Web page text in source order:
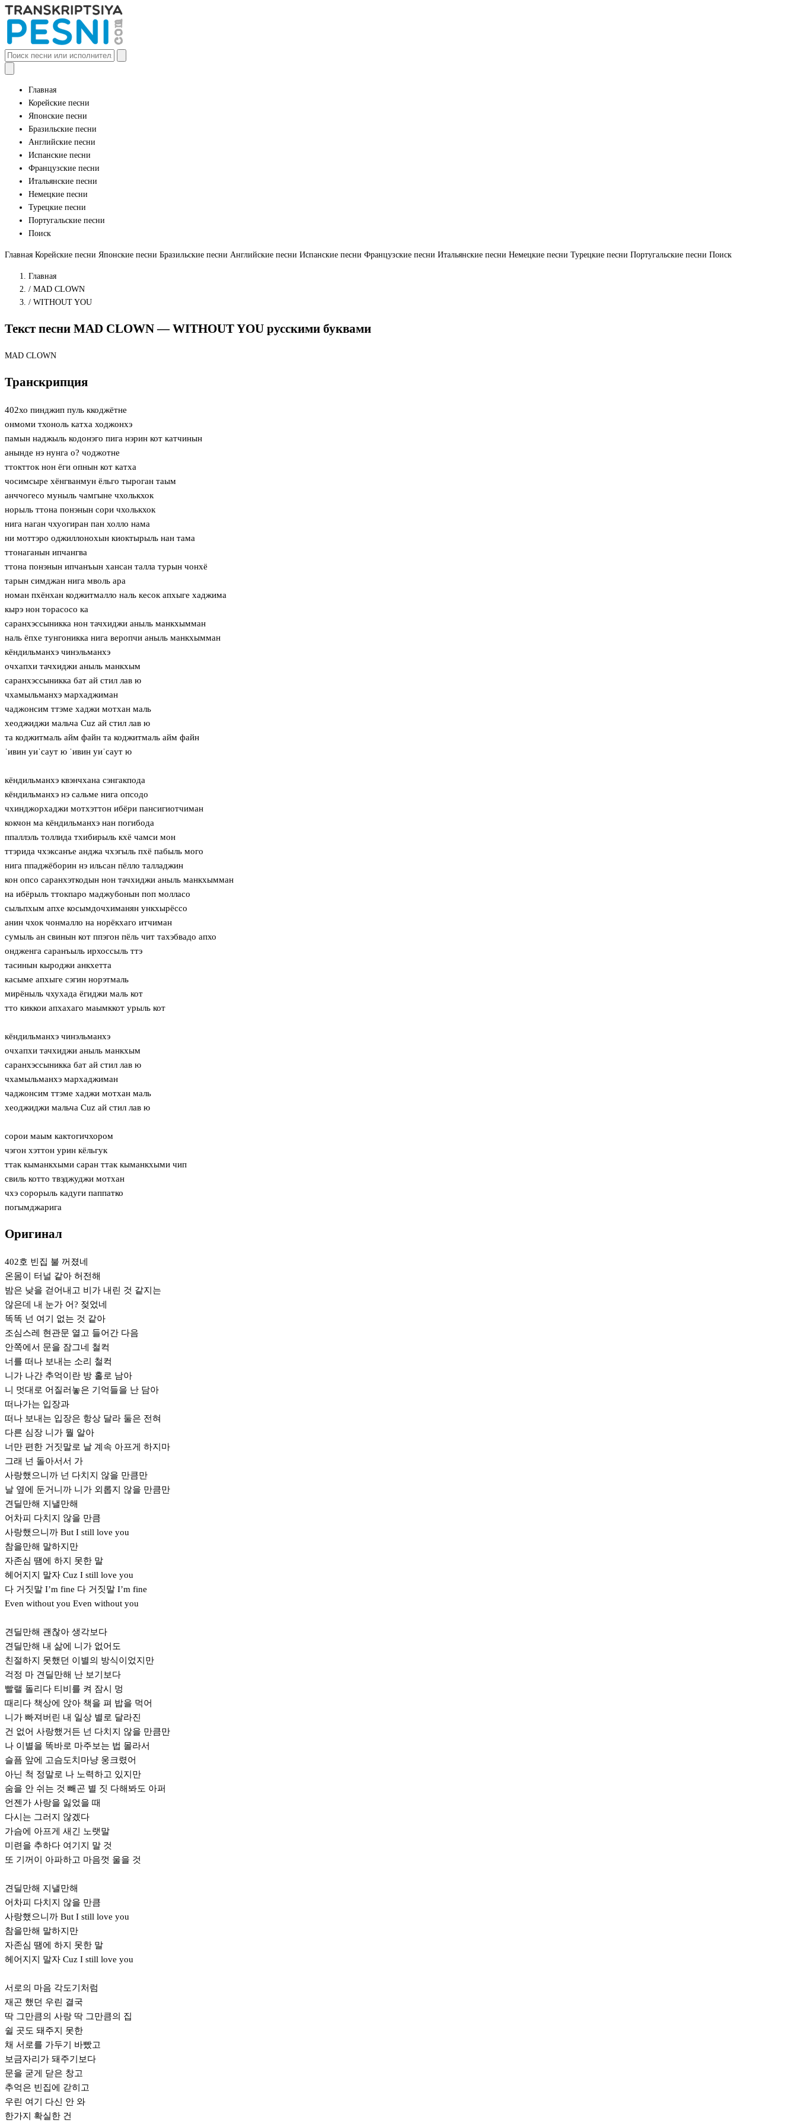
Главная
Корейские песни
Японские песни
Бразильские песни
Английские песни
Испанские песни
Французские песни
Итальянские песни
Немецкие песни
Турецкие песни
Португальские песни
Поиск
Главная Корейские песни Японские песни Бразильские песни Английские песни Испанские песни Французские песни Итальянские песни Немецкие песни Турецкие песни Португальские песни Поиск
Главная
/ MAD CLOWN
/ WITHOUT YOU
Текст песни MAD CLOWN — WITHOUT YOU русскими буквами
MAD CLOWN
Транскрипция
402хо пинджип пуль ккоджётне
онмоми тхоноль катха ходжонхэ
памын наджыль кодонэго пига нэрин кот катчинын
анынде нэ нунга о? чоджотне
ттоктток нон ёги опнын кот катха
чосимсыре хёнгванмун ёльго тыроган таым
анччогесо муныль чамгыне чхолькхок
норыль ттона понэнын сори чхолькхок
нига наган чхуогиран пан холло нама
ни моттэро оджиллонохын киоктырыль нан тама
ттонаганын ипчангва
ттона понэнын ипчанъын хансан талла турын чонхё
тарын симджан нига мволь ара
номан пхёнхан коджитмалло наль кесок апхыге хаджима
кырэ нон торасосо ка
саранхэссыникка нон тачхиджи аныль манкхымман
наль ёпхе тунгоникка нига веропчи аныль манкхымман
кёндильманхэ чинэльманхэ
очхапхи тачхиджи аныль манкхым
саранхэссыникка бат ай стил лав ю
чхамыльманхэ мархаджиман
чаджонсим ттэме хаджи мотхан маль
хеоджиджи мальча Cuz ай стил лав ю
та коджитмаль айм файн та коджитмаль айм файн
ˈивин уиˈсaут ю ˈивин уиˈсaут ю
кёндильманхэ квэнчхана сэнгакпода
кёндильманхэ нэ сальме нига опсодо
чхинджорхаджи мотхэттон ибёри пансигиотчиман
кокчон ма кёндильманхэ нан погибода
ппаллэль толлида тхибирыль кхё чамси мон
ттэрида чхэксанъе анджа чхэгыль пхё пабыль мого
нига ппаджёборин нэ ильсан пёлло талладжин
кон опсо саранхэткодын нон тачхиджи аныль манкхымман
на ибёрыль ттокпаро маджубонын поп молласо
сыльпхым апхе косымдочхиманян ункхырёссо
анин чхок чонмалло на норёкхаго итчиман
сумыль ан свинын кот ппэгон пёль чит тахэбвадо апхо
ондженга саранъыль ирхоссыль ттэ
тасинын кыроджи анкхетта
касыме апхыге сэгин норэтмаль
мирёныль чхухада ёгиджи маль кот
тто киккои апхахаго маымккот урыль кот
кёндильманхэ чинэльманхэ
очхапхи тачхиджи аныль манкхым
саранхэссыникка бат ай стил лав ю
чхамыльманхэ мархаджиман
чаджонсим ттэме хаджи мотхан маль
хеоджиджи мальча Cuz ай стил лав ю
сорои маым кактогичхором
чэгон хэттон урин кёльгук
ттак кыманкхыми саран ттак кыманкхыми чип
свиль котто твэджуджи мотхан
чхэ сорорыль кадуги паппатко
погымджарига
Оригинал
402호 빈집 불 꺼졌네
온몸이 터널 같아 허전해
밤은 낮을 걷어내고 비가 내린 것 같지는
않은데 내 눈가 어? 젖었네
똑똑 넌 여기 없는 것 같아
조심스레 현관문 열고 들어간 다음
안쪽에서 문을 잠그네 철컥
너를 떠나 보내는 소리 철컥
니가 나간 추억이란 방 홀로 남아
니 멋대로 어질러놓은 기억들을 난 담아
떠나가는 입장과
떠나 보내는 입장은 항상 달라 둘은 전혀
다른 심장 니가 뭘 알아
너만 편한 거짓말로 날 계속 아프게 하지마
그래 넌 돌아서서 가
사랑했으니까 넌 다치지 않을 만큼만
날 옆에 둔거니까 니가 외롭지 않을 만큼만
견딜만해 지낼만해
어차피 다치지 않을 만큼
사랑했으니까 But I still love you
참을만해 말하지만
자존심 땜에 하지 못한 말
헤어지지 말자 Cuz I still love you
다 거짓말 I’m fine 다 거짓말 I’m fine
Even without you Even without you
견딜만해 괜찮아 생각보다
견딜만해 내 삶에 니가 없어도
친절하지 못했던 이별의 방식이었지만
걱정 마 견딜만해 난 보기보다
빨랠 돌리다 티비를 켜 잠시 멍
때리다 책상에 앉아 책을 펴 밥을 먹어
니가 빠져버린 내 일상 별로 달라진
건 없어 사랑했거든 넌 다치지 않을 만큼만
나 이별을 똑바로 마주보는 법 몰라서
슬픔 앞에 고슴도치마냥 웅크렸어
아닌 척 정말로 나 노력하고 있지만
숨을 안 쉬는 것 빼곤 별 짓 다해봐도 아퍼
언젠가 사랑을 잃었을 때
다시는 그러지 않겠다
가슴에 아프게 새긴 노랫말
미련을 추하다 여기지 말 것
또 기꺼이 아파하고 마음껏 울을 것
견딜만해 지낼만해
어차피 다치지 않을 만큼
사랑했으니까 But I still love you
참을만해 말하지만
자존심 땜에 하지 못한 말
헤어지지 말자 Cuz I still love you
서로의 마음 각도기처럼
재곤 했던 우린 결국
딱 그만큼의 사랑 딱 그만큼의 집
쉴 곳도 돼주지 못한
채 서로를 가두기 바빴고
보금자리가 돼주기보다
문을 굳게 닫은 창고
추억은 빈집에 갇히고
우린 여기 다신 안 와
한가지 확실한 건